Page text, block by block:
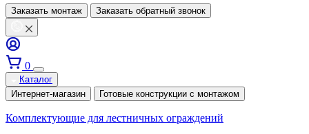
Заказать монтаж Заказать обратный звонок
0
Каталог
Интернет-магазин
Готовые конструкции с монтажом
Комплектующие для лестничных ограждений